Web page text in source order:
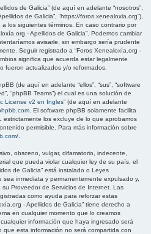
de Galicia” (de aquí en adelante “nosotros”,
de Galicia”, “https://foros.xenealoxia.org”),
los siguientes términos. En caso contrario por
- Apellidos de Galicia”. Podemos cambiar
avisarle, sin embargo sería prudente
Seguir registrado a “Foros Xenealoxía.org -
significa que acuerda estar legalmente
fueron actualizados y/o reformados.
(de aquí en adelante “ellos”, “sus”, “software
“phpBB Teams”) el cual es una solución de
License v2 en Ingles” (de aquí en adelante
. El software phpBB solamente facilita
los excluye de lo que aprobamos
permisible. Para más información sobre
obsceno, vulgar, difamatorio, indecente,
que pueda violar cualquier ley de su país, el
de Galicia” está instalado o Leyes
inmediata y permanentemente expulsado y,
Proveedor de Servicios de Internet. Las
como ayuda para reforzar estas
- Apellidos de Galicia” tiene derecho a
en cualquier momento que lo creamos
información que haya ingresado será
esta información no será compartida con